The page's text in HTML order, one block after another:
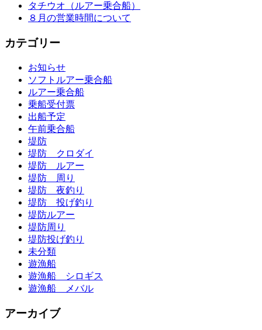
タチウオ（ルアー乗合船）
８月の営業時間について
カテゴリー
お知らせ
ソフトルアー乗合船
ルアー乗合船
乗船受付票
出船予定
午前乗合船
堤防
堤防 クロダイ
堤防 ルアー
堤防 周り
堤防 夜釣り
堤防 投げ釣り
堤防ルアー
堤防周り
堤防投げ釣り
未分類
遊漁船
遊漁船 シロギス
遊漁船 メバル
アーカイブ